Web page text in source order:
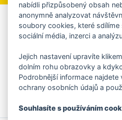
Aplikace
Chcete dostávat do svého
ankety, pozvánky na
Více informací o
nabídli přizpůsobený obsah
anonymně analyzovat
soubory cookies, které
sociální média, inzerci a
Jejich nastavení upravíte
dolním rohu obrazovky a
Podrobnější informace najdete
ochrany osobních údajů a
Souhlasíte s používáním